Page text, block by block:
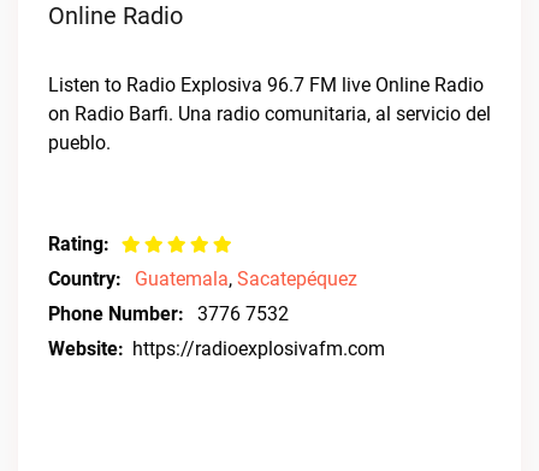
Online Radio
Listen to Radio Explosiva 96.7 FM live Online Radio
on Radio Barfi. Una radio comunitaria, al servicio del
pueblo.
Rating:
Country:
Guatemala, Sacatepéquez
Phone Number:
3776 7532
Website: https://radioexplosivafm.com